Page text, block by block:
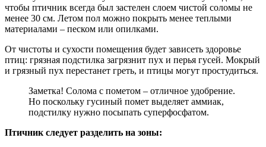
чтобы птичник всегда был застелен слоем чистой соломы не
менее 30 см. Летом пол можно покрыть менее теплыми
материалами – песком или опилками.
От чистоты и сухости помещения будет зависеть здоровье
птиц: грязная подстилка загрязнит пух и перья гусей. Мокрый
и грязный пух перестанет греть, и птицы могут простудиться.
Заметка! Солома с пометом – отличное удобрение.
Но поскольку гусиный помет выделяет аммиак,
подстилку нужно посыпать суперфосфатом.
Птичник следует разделить на зоны: